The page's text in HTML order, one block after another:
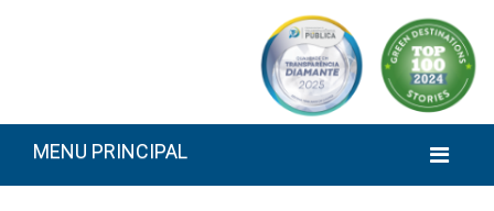
MENU PRINCIPAL